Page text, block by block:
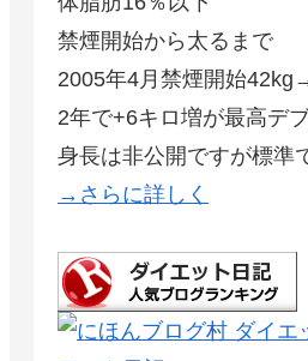
禁煙開始から太るまで
2005年4月禁煙開始
2年で+6キロ増が最高デブ
身長は非公開ですが標準
→さらに詳しく